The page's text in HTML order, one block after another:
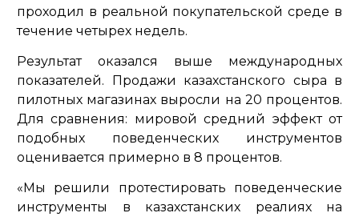
проходил в реальной покупательской среде в
течение четырех недель.
Результат оказался выше международных
показателей. Продажи казахстанского сыра в
пилотных магазинах выросли на 20 процентов.
Для сравнения: мировой средний эффект от
подобных поведенческих инструментов
оценивается примерно в 8 процентов.
«Мы решили протестировать поведенческие
инструменты в казахстанских реалиях на